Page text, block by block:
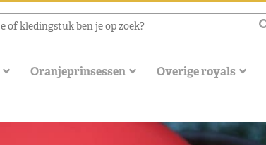
Oranjeprinsessen Overige royals